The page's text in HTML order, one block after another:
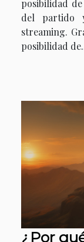
posibilidad
del partido
streaming.
posibilidad
¿Por